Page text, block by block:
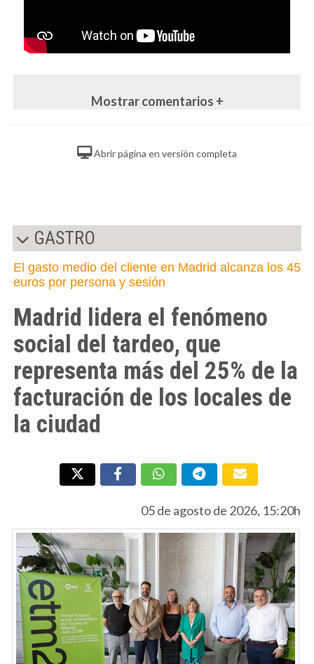
Mostrar comentarios +
Abrir página en versión completa
GASTRO
El gasto medio del cliente en Madrid alcanza los 45
euros por persona y sesión
Madrid lidera el fenómeno
social del tardeo, que
representa más del 25% de la
facturación de los locales de
la ciudad
05 de agosto de 2026, 15:20h